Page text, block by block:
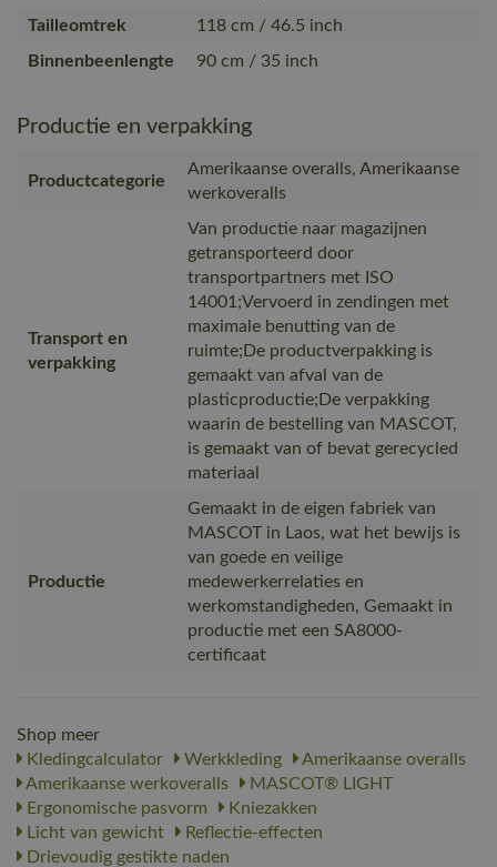
Tailleomtrek
118 cm / 46.5 inch
Binnenbeenlengte
90 cm / 35 inch
Productie en verpakking
Productcategorie
Amerikaanse overalls, Amerikaanse
werkoveralls
Transport en
verpakking
Van productie naar magazijnen
getransporteerd door
transportpartners met ISO
14001;Vervoerd in zendingen met
maximale benutting van de
ruimte;De productverpakking is
gemaakt van afval van de
plasticproductie;De verpakking
waarin de bestelling van MASCOT,
is gemaakt van of bevat gerecycled
materiaal
Productie
Gemaakt in de eigen fabriek van
MASCOT in Laos, wat het bewijs is
van goede en veilige
medewerkerrelaties en
werkomstandigheden, Gemaakt in
productie met een SA8000-
certificaat
Shop meer
Kledingcalculator
Werkkleding
Amerikaanse overalls
Amerikaanse werkoveralls
MASCOT® LIGHT
Ergonomische pasvorm
Kniezakken
Licht van gewicht
Reflectie-effecten
Drievoudig gestikte naden